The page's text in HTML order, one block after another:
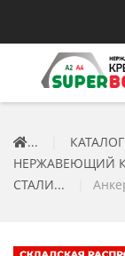
...
НЕРЖАВЕЮЩИЙ
СТАЛИ...